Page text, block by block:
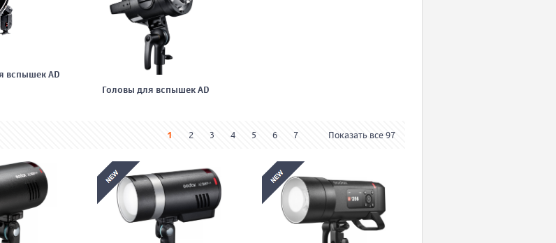
вспышек AD
Головы для вспышек AD
1 2 3 4 5 6 7 Показать все 97